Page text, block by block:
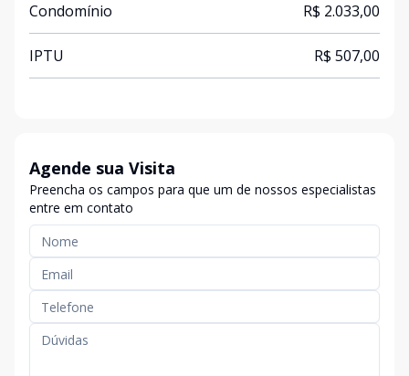
Condomínio R$ 2.033,00
IPTU R$ 507,00
Agende sua Visita
Preencha os campos para que um de nossos especialistas
entre em contato